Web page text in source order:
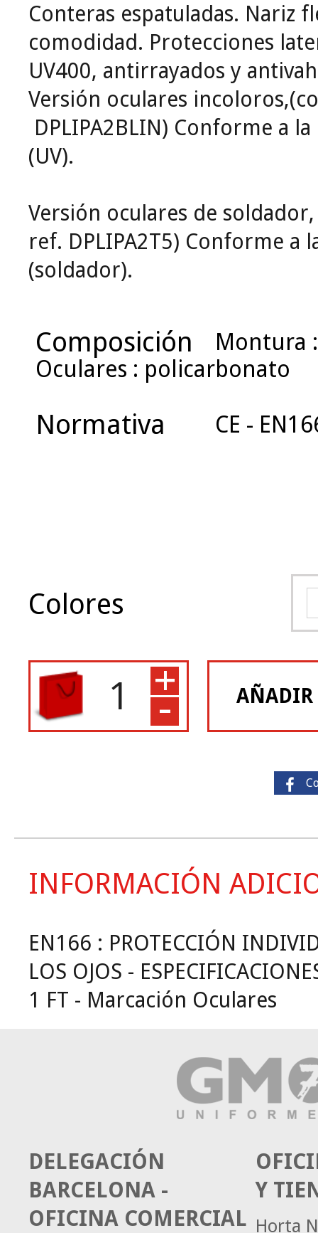
Conteras espatuladas. Nariz
comodidad. Protecciones
UV400, antirrayados y
Versión oculares
DPLIPA2BLIN) Conforme a
(UV).
Versión oculares de
ref. DPLIPA2T5) Conforme a
(soldador).
Composición
Montura
Oculares : policarbonato
Normativa CE -
Colores
AÑADIR
+
-
INFORMACIÓN
EN166 : PROTECCIÓN
LOS OJOS -
1 FT - Marcación Oculares
Y
Horta
DELEGACIÓN
BARCELONA -
OFICINA COMERCIAL